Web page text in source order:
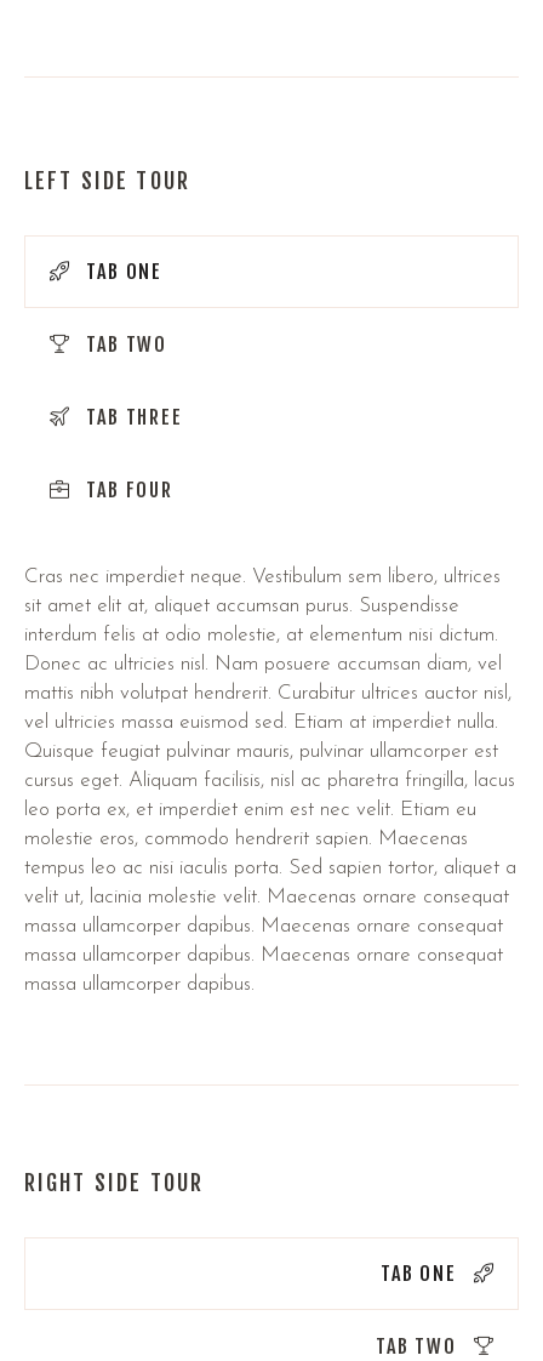
LEFT SIDE TOUR
TAB ONE
TAB TWO
TAB THREE
TAB FOUR
Cras nec imperdiet neque. Vestibulum sem libero, ultrices
sit amet elit at, aliquet accumsan purus. Suspendisse
interdum felis at odio molestie, at elementum nisi dictum.
Donec ac ultricies nisl. Nam posuere accumsan diam, vel
mattis nibh volutpat hendrerit. Curabitur ultrices auctor nisl,
vel ultricies massa euismod sed. Etiam at imperdiet nulla.
Quisque feugiat pulvinar mauris, pulvinar ullamcorper est
cursus eget. Aliquam facilisis, nisl ac pharetra fringilla, lacus
leo porta ex, et imperdiet enim est nec velit. Etiam eu
molestie eros, commodo hendrerit sapien. Maecenas
tempus leo ac nisi iaculis porta. Sed sapien tortor, aliquet a
velit ut, lacinia molestie velit. Maecenas ornare consequat
massa ullamcorper dapibus. Maecenas ornare consequat
massa ullamcorper dapibus. Maecenas ornare consequat
massa ullamcorper dapibus.
RIGHT SIDE TOUR
TAB ONE
TAB TWO